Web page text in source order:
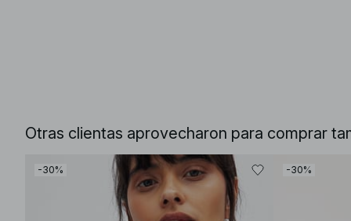
Otras clientas aprovecharon para comprar
-30% -30%